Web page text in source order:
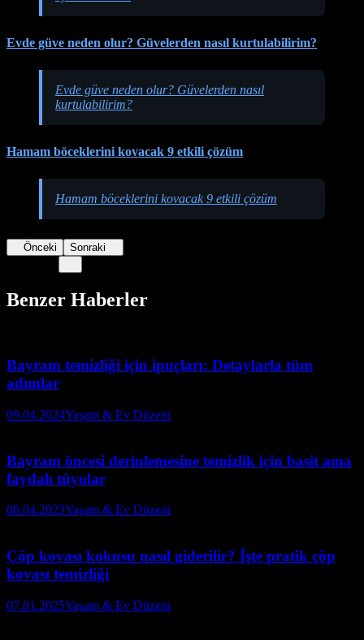
Evde güve neden olur? Güvelerden nasıl kurtulabilirim?
Evde güve neden olur? Güvelerden nasıl
kurtulabilirim?
Hamam böceklerini kovacak 9 etkili çözüm
Hamam böceklerini kovacak 9 etkili çözüm
Önceki Sonraki
Benzer Haberler
Bayram temizliği için ipuçları: Detaylarla tüm
adımlar
09.04.2024Yaşam & Ev Düzeni
Bayram öncesi derinlemesine temizlik için basit ama
faydalı tüyolar
08.04.2023Yaşam & Ev Düzeni
Çöp kovası kokusu nasıl giderilir? İşte pratik çöp
kovası temizliği
07.01.2025Yaşam & Ev Düzeni